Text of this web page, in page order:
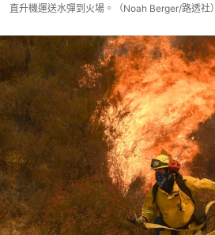
直升機運送水彈到火場。（Noah Berger/路透社）